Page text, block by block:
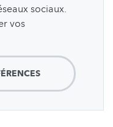
sociaux.
vos